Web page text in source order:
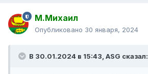
М.Михаил
Опубликовано 30 января, 2024
В 30.01.2024 в 15:43, ASG сказал: